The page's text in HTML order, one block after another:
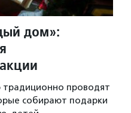
дом»:
традиционно проводят
собирают подарки